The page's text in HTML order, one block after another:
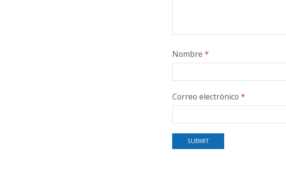
Nombre *
Correo electrónico *